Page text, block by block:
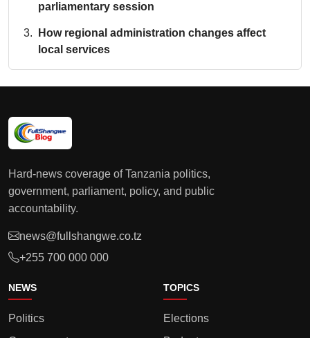
parliamentary session
How regional administration changes affect
local services
Hard-news coverage of Tanzania politics,
government, parliament, policy, and public
accountability.
news@fullshangwe.co.tz
+255 700 000 000
NEWS
Politics
TOPICS
Elections